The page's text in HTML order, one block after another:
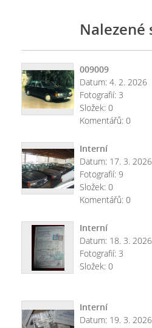
Nalezené
009009
Datum: 4. 2. 2026
Fotografií: 3
Složek: 0
Komentářů: 0
Interní
Datum: 17. 3. 2026
Fotografií: 9
Složek: 0
Komentářů: 0
Interní
Datum: 18. 3. 2026
Fotografií: 3
Složek: 0
Interní
Datum: 19. 3. 2026